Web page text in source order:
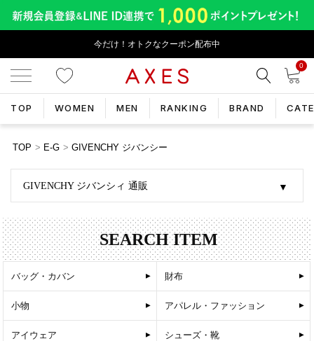
今だけ！オトクなクーポン配布中
0
TOP WOMEN MEN RANKING BRAND
TOP E-G GIVENCHY ジバンシー
GIVENCHY ジバンシィ 通販
SEARCH ITEM
バッグ・カバン 財布
小物 アパレル・ファッション
アイウェア シューズ・靴